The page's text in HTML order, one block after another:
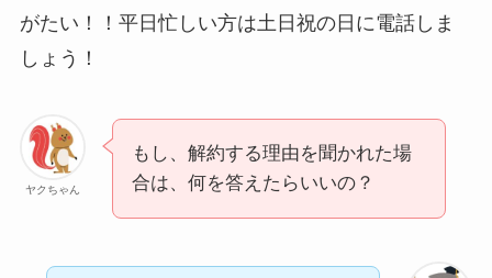
がたい！！平日忙しい方は土日祝の日に電話しま
しょう！
ヤクちゃん
もし、解約する理由を聞かれた場
合は、何を答えたらいいの？